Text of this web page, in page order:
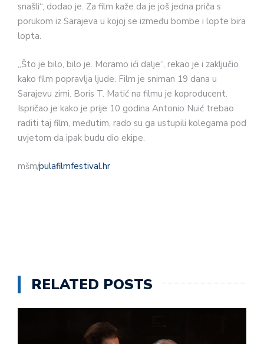
snašli“, dodao je. Za film kaže da je još jedna priča s
porukom iz Sarajeva u kojoj se između bombe i lopte bira
lopta.
„Što je bilo, bilo je. Moramo ići dalje“, rekao je i zaključio
kako film popravlja ljude. Film je sniman 19 dana u
Sarajevu zimi. Boris T. Matić na filmu je koproducent.
Ispričao je kako je prije 10 godina Antonio Nuić trebao
raditi taj film, međutim, rado su ga ustupili kolegama pod
uvjetom da ipak budu dio ekipe.
mšm/pulafilmfestival.hr
RELATED POSTS